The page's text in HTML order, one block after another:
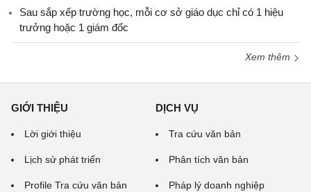
Sau sắp xếp trường học, mỗi cơ sở giáo dục chỉ có 1 hiệu
trưởng hoặc 1 giám đốc
Xem thêm
GIỚI THIỆU
Lời giới thiệu
Lịch sử phát triển
Profile Tra cứu văn bản
DỊCH VỤ
Tra cứu văn bản
Phân tích văn bản
Pháp lý doanh nghiệp